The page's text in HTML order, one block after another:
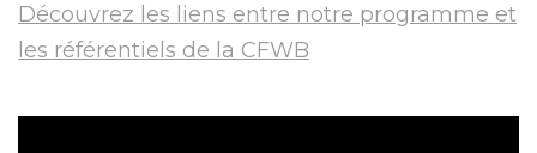
Découvrez les liens entre notre programme et
les référentiels de la CFWB